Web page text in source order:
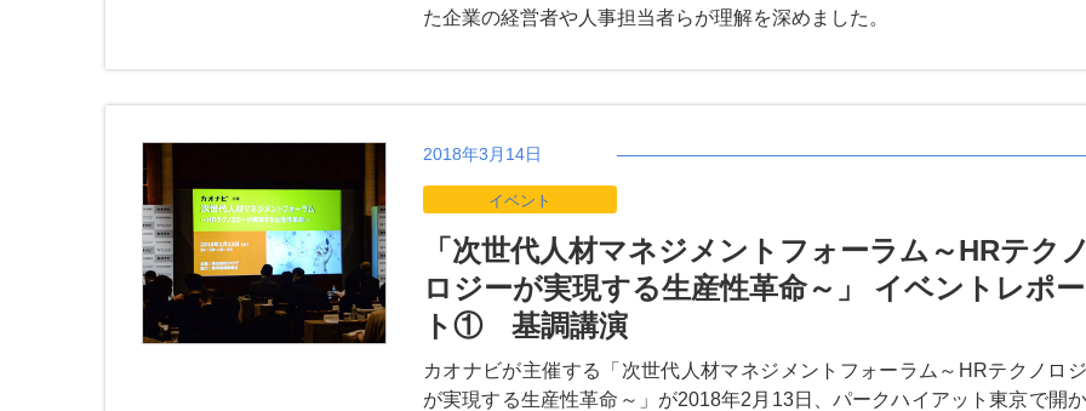
た企業の経営者や人事担当者らが理解を深めました。
2018年3月14日
イベント
「次世代人材マネジメントフォーラム～HRテクノ
ロジーが実現する生産性革命～」 イベントレポー
ト① 基調講演
カオナビが主催する「次世代人材マネジメントフォーラム～HRテクノロ
が実現する生産性革命～」が2018年2月13日、パークハイアット東京で開